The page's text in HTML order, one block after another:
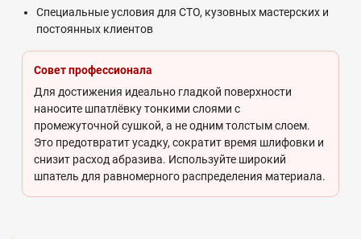
Специальные условия для СТО, кузовных мастерских и
постоянных клиентов
Совет профессионала
Для достижения идеально гладкой поверхности
наносите шпатлёвку тонкими слоями с
промежуточной сушкой, а не одним толстым слоем.
Это предотвратит усадку, сократит время шлифовки и
снизит расход абразива. Используйте широкий
шпатель для равномерного распределения материала.